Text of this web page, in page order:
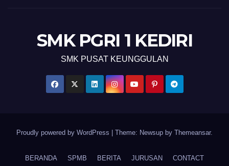
SMK PGRI 1 KEDIRI
SMK PUSAT KEUNGGULAN
Proudly powered by WordPress Theme: Newsup by Themeansar.
BERANDA SPMB BERITA JURUSAN CONTACT